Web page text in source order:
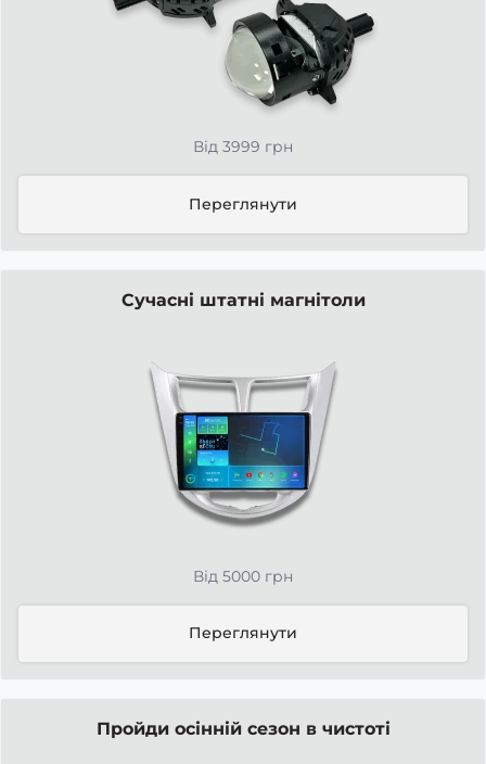
Від 3999 грн
Переглянути
Сучасні штатні магнітоли
Від 5000 грн
Переглянути
Пройди осінній сезон в чистоті